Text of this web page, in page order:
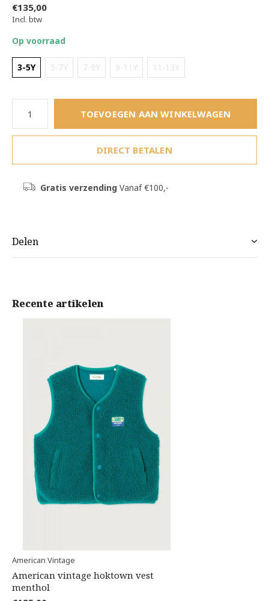
€135,00
Incl. btw
Op voorraad
3-5Y 5-7Y 7-9Y 9-11Y 11-13Y
TOEVOEGEN AAN WINKELWAGEN
DIRECT BETALEN
Gratis verzendingVanaf €100,-
Delen
Recente artikelen
American Vintage
American vintage hoktown vest
menthol